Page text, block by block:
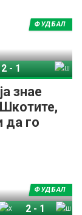
знае
да го
ФУДБАЛ
2-1
ФУДБАЛ
2- 1